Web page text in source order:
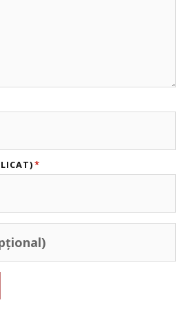
*